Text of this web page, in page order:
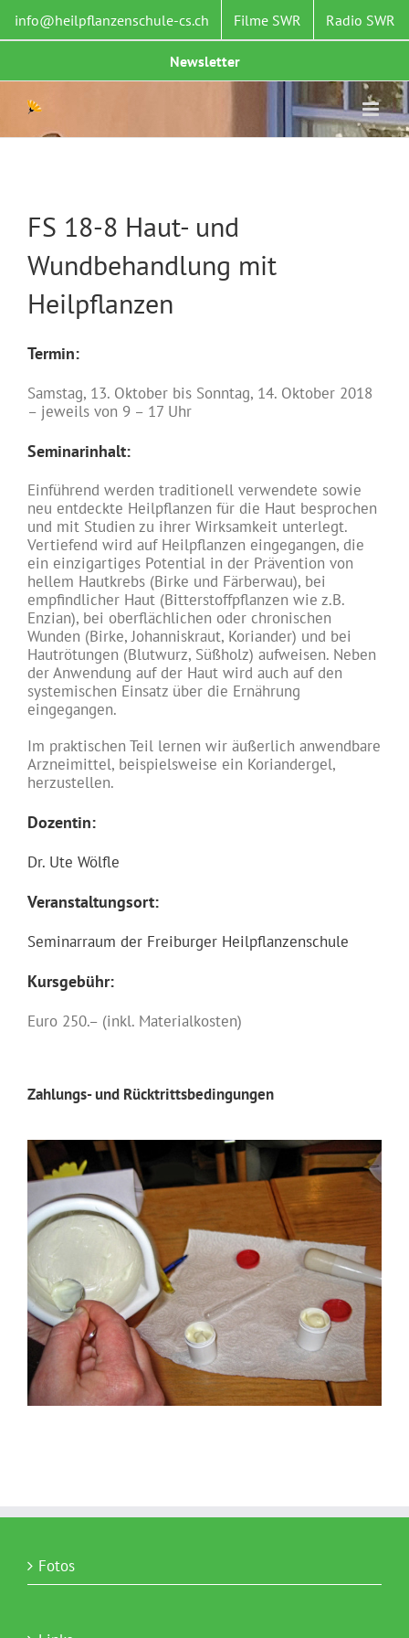
Inhalt
springen
info@heilpflanzenschule-cs.ch Filme SWR Radio SWR
Newsletter
FS 18-8 Haut- und
Wundbehandlung mit
Heilpflanzen
Termin:
Samstag, 13. Oktober bis Sonntag, 14. Oktober 2018
– jeweils von 9 – 17 Uhr
Seminarinhalt:
Einführend werden traditionell verwendete sowie
neu entdeckte Heilpflanzen für die Haut besprochen
und mit Studien zu ihrer Wirksamkeit unterlegt.
Vertiefend wird auf Heilpflanzen eingegangen, die
ein einzigartiges Potential in der Prävention von
hellem Hautkrebs (Birke und Färberwau), bei
empfindlicher Haut (Bitterstoffpflanzen wie z.B.
Enzian), bei oberflächlichen oder chronischen
Wunden (Birke, Johanniskraut, Koriander) und bei
Hautrötungen (Blutwurz, Süßholz) aufweisen. Neben
der Anwendung auf der Haut wird auch auf den
systemischen Einsatz über die Ernährung
eingegangen.
Im praktischen Teil lernen wir äußerlich anwendbare
Arzneimittel, beispielsweise ein Koriandergel,
herzustellen.
Dozentin:
Dr. Ute Wölfle
Veranstaltungsort:
Seminarraum der Freiburger Heilpflanzenschule
Kursgebühr:
Euro 250.– (inkl. Materialkosten)
Zahlungs- und Rücktrittsbedingungen
Fotos